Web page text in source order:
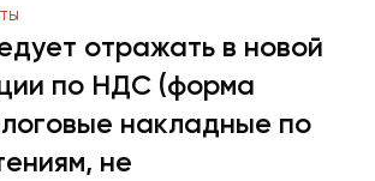
отражать в новой
по НДС (форма
накладные по
не